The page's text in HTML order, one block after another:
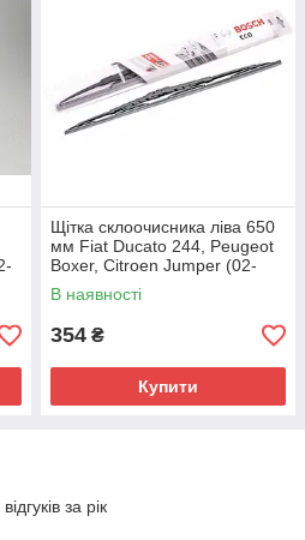
Щітка склоочисника ліва 650
мм Fiat Ducato 244, Peugeot
Boxer, Citroen Jumper (02-
06), 71805687, 6426GL
В наявності
354 ₴
Купити
за рік